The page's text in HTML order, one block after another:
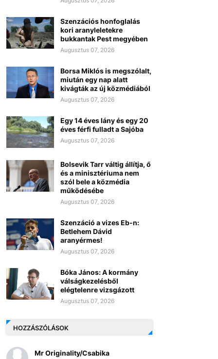
Szenzációs honfoglalás
kori aranyleletekre
bukkantak Pest megyében
Augusztus 07, 2026
Borsa Miklós is megszólalt,
miután egy nap alatt
kivágták az új közmédiából
Augusztus 07, 2026
Egy 14 éves lány és egy 20
éves férfi fulladt a Sajóba
Augusztus 07, 2026
Bolsevik Tarr váltig állítja, ő
és a minisztériuma nem
szól bele a közmédia
működésébe
Augusztus 07, 2026
Szenzáció a vizes Eb-n:
Betlehem Dávid
aranyérmes!
Augusztus 07, 2026
Bóka János: A kormány
válságkezelésből
elégtelenre vizsgázott
Augusztus 07, 2026
HOZZÁSZÓLÁSOK
Mr Originality/Csabika